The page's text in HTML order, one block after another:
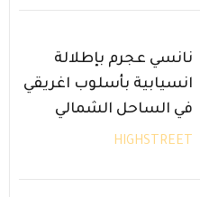
نانسي عجرم بإطلالة
انسيابية بأسلوب اغريقي
في الساحل الشمالي
HIGHSTREET